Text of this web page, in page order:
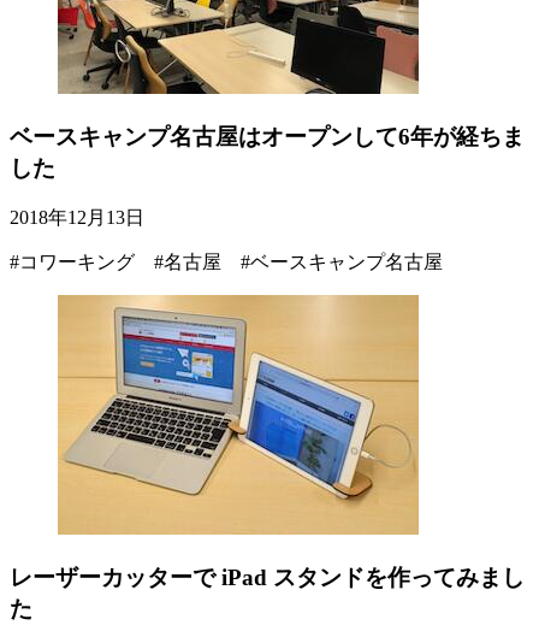
ベースキャンプ名古屋はオープンして6年が経ちま
した
2018年12月13日
#コワーキング #名古屋 #ベースキャンプ名古屋
レーザーカッターで iPad スタンドを作ってみまし
た